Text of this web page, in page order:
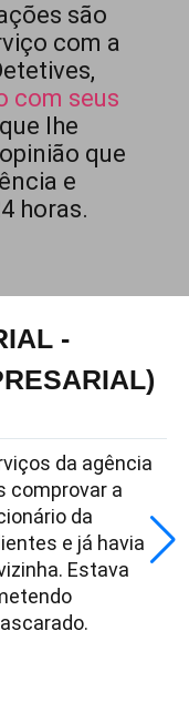
são
com a
com seus
lhe
que
e
horas.
-
da agência
comprovar a
da
e já havia
Estava